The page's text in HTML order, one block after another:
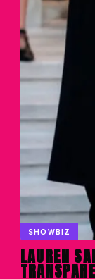
SHOWBIZ
LAUREN